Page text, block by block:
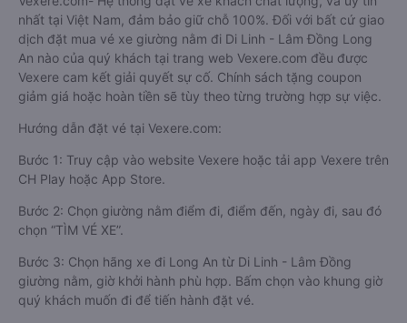
nhất tại Việt Nam, đảm bảo giữ chỗ 100%. Đối với bất cứ giao
dịch đặt mua vé xe giường nằm đi Di Linh - Lâm Đồng Long
An nào của quý khách tại trang web Vexere.com đều được
Vexere cam kết giải quyết sự cố. Chính sách tặng coupon
giảm giá hoặc hoàn tiền sẽ tùy theo từng trường hợp sự việc.
Hướng dẫn đặt vé tại Vexere.com:
Bước 1: Truy cập vào website Vexere hoặc tải app Vexere trên
CH Play hoặc App Store.
Bước 2: Chọn giường nằm điểm đi, điểm đến, ngày đi, sau đó
chọn “TÌM VÉ XE”.
Bước 3: Chọn hãng xe đi Long An từ Di Linh - Lâm Đồng
giường nằm, giờ khởi hành phù hợp. Bấm chọn vào khung giờ
quý khách muốn đi để tiến hành đặt vé.